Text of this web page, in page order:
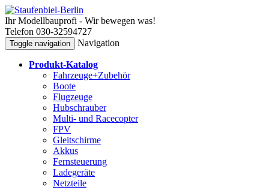
Ihr Modellbauprofi - Wir bewegen was!
Telefon 030-32594727
Toggle navigation Navigation
Produkt-Katalog
Fahrzeuge+Zubehör
Boote
Flugzeuge
Hubschrauber
Multi- und Racecopter
FPV
Gleitschirme
Akkus
Fernsteuerung
Ladegeräte
Netzteile